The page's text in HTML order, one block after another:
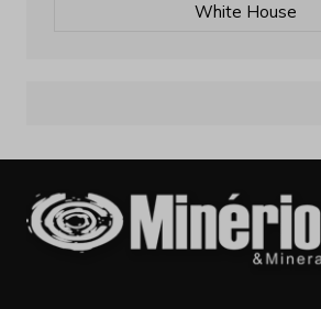
White House